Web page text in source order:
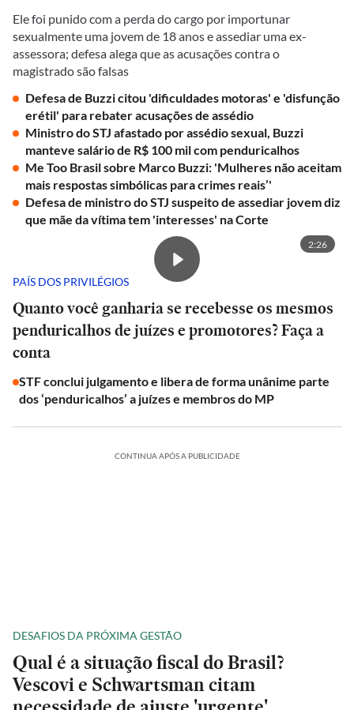
Ele foi punido com a perda do cargo por importunar
sexualmente uma jovem de 18 anos e assediar uma ex-
assessora; defesa alega que as acusações contra o
magistrado são falsas
Defesa de Buzzi citou 'dificuldades motoras' e 'disfunção
erétil' para rebater acusações de assédio
Ministro do STJ afastado por assédio sexual, Buzzi
manteve salário de R$ 100 mil com penduricalhos
Me Too Brasil sobre Marco Buzzi: 'Mulheres não aceitam
mais respostas simbólicas para crimes reais’'
Defesa de ministro do STJ suspeito de assediar jovem diz
que mãe da vítima tem 'interesses' na Corte
2:26
PAÍS DOS PRIVILÉGIOS
Quanto você ganharia se recebesse os mesmos
penduricalhos de juízes e promotores? Faça a
conta
STF conclui julgamento e libera de forma unânime parte
dos ‘penduricalhos’ a juízes e membros do MP
CONTINUA APÓS A PUBLICIDADE
DESAFIOS DA PRÓXIMA GESTÃO
Qual é a situação fiscal do Brasil?
Vescovi e Schwartsman citam